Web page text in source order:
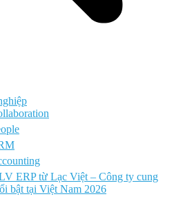
ERP từ Lạc Việt – Công ty cung
bật tại Việt Nam 2026